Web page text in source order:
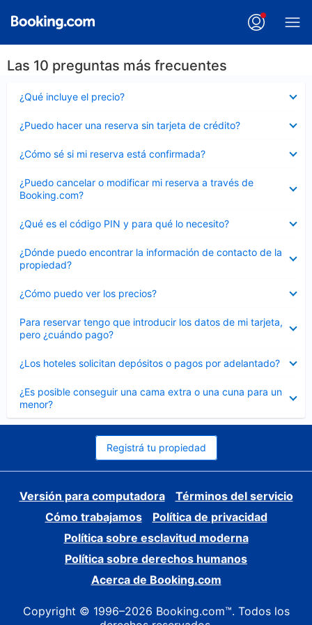
Las 10 preguntas más frecuentes
¿Qué incluye el precio?
cerrado
¿Puedo hacer una reserva sin tarjeta de crédito?
cerrado
¿Cómo sé si mi reserva está confirmada?
cerrado
¿Puedo cancelar o modificar mi reserva a través de
Booking.com?
cerrado
¿Qué es el código PIN y para qué lo necesito?
cerrado
¿Dónde puedo encontrar la información de contacto de la
propiedad?
cerrado
¿Cómo puedo ver los precios?
cerrado
Para reservar tengo que introducir los datos de mi tarjeta,
pero ¿cuándo pago?
cerrado
¿Los hoteles solicitan depósitos o pagos por adelantado?
cerrado
¿Es posible conseguir una cama extra o una cuna para un
menor?
cerrado
Registrá tu propiedad
Versión para computadora
Términos del servicio
Cómo trabajamos
Política de privacidad
Política sobre esclavitud moderna
Política sobre derechos humanos
Acerca de Booking.com
Copyright © 1996–2026 Booking.com™. Todos los